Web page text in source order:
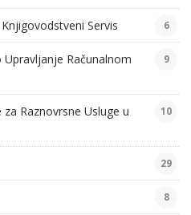
Servis 6
Računalnom
9
Raznovrsne Usluge u
10
29
8